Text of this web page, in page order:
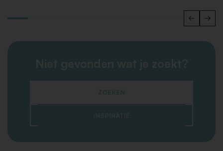
Niet gevonden wat je zoekt?
ZOEKEN
INSPIRATIE